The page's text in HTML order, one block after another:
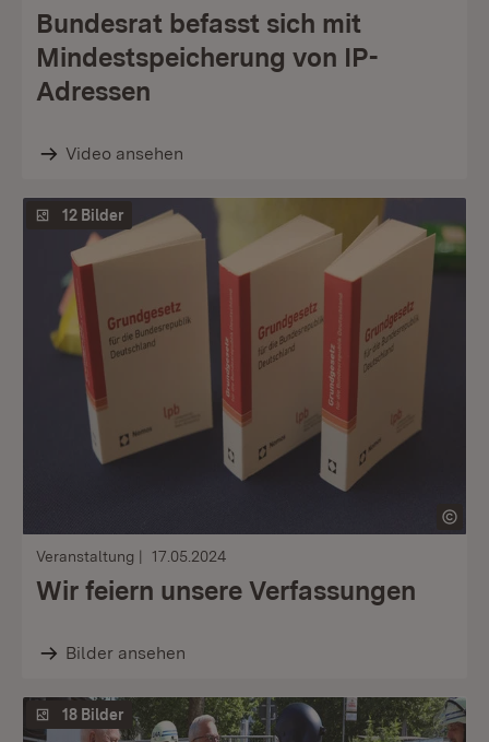
Bundesrat befasst sich mit
Mindestspeicherung von IP-
Adressen
Video ansehen
12 Bilder
Veranstaltung 17.05.2024
Wir feiern unsere Verfassungen
Bilder ansehen
18 Bilder